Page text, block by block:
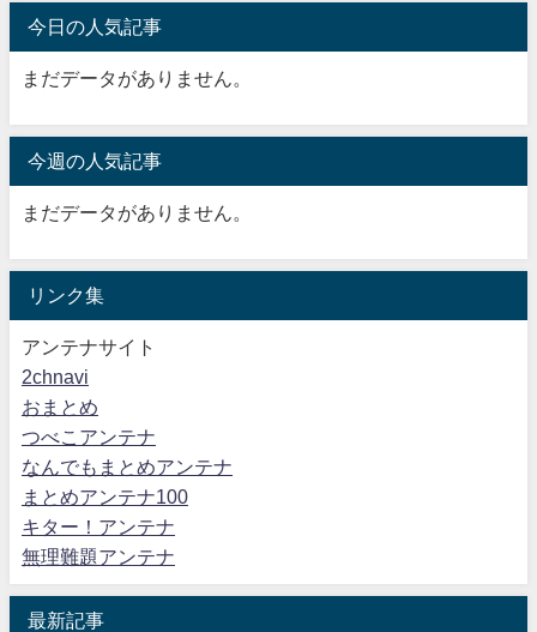
今日の人気記事
まだデータがありません。
今週の人気記事
まだデータがありません。
リンク集
アンテナサイト
2chnavi
おまとめ
つべこアンテナ
なんでもまとめアンテナ
まとめアンテナ100
キター！アンテナ
無理難題アンテナ
最新記事